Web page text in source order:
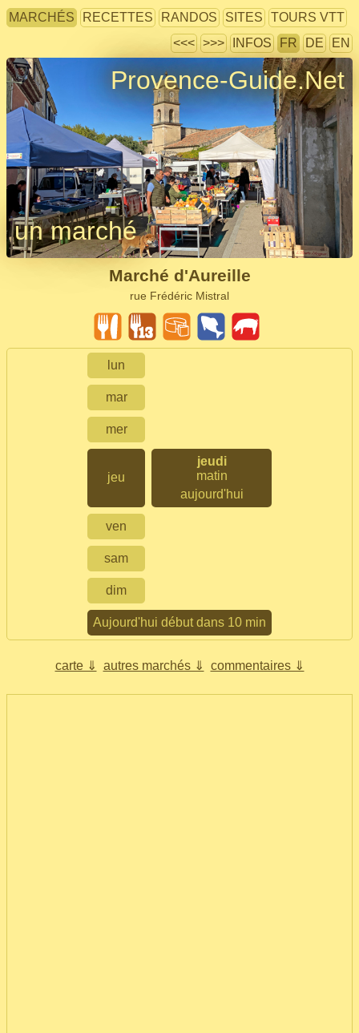
MARCHÉS RECETTES RANDOS SITES
TOURS VTT
<<< >>> INFOS FR DE EN
Provence-Guide.Net
un marché
Marché d'Aureille
rue Frédéric Mistral
lun
mar
mer
jeu
jeudi
matin
aujourd'hui
ven
sam
dim
Aujourd'hui début dans 10 min
carte ⇓ autres marchés ⇓ commentaires ⇓